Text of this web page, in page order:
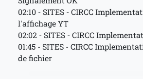
02:10 - SITES - CIRCC
l'affichage YT
02:02 - SITES - CIRCC
01:45 - SITES - CIRCC
de fichier